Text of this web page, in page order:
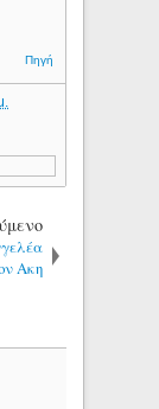
Πηγή
Ακη